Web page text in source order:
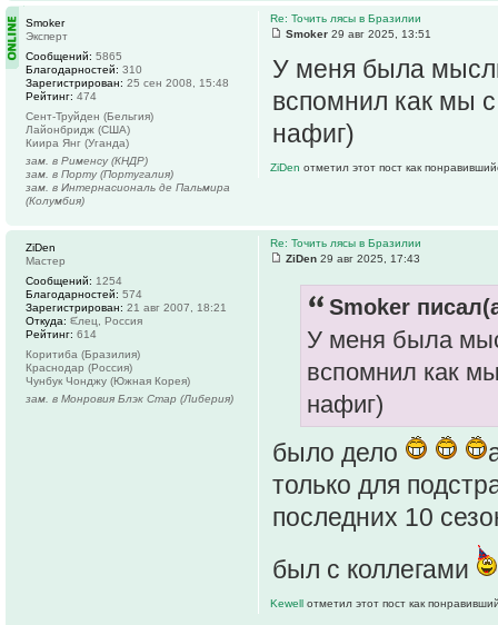
Re: Точить лясы в Бразилии
Smoker 29 авг 2025, 13:51
У меня была
вспомнил как мы
нафиг)
ZiDen отметил этот пост как
Smoker
Эксперт
Сообщений: 5865
Благодарностей: 310
Зарегистрирован: 25 сен 2008, 15:48
Рейтинг: 474
Сент-Труйден (Бельгия)
Лайонбридж (США)
Киира Янг (Уганда)
зам. в Рименсу (КНДР)
зам. в Порту (Португалия)
зам. в Интернасиональ де Пальмира
(Колумбия)
Re: Точить лясы в Бразилии
ZiDen 29 авг 2025, 17:43
Smoker
У меня была
вспомнил как
нафиг)
было дело
только для
последних 10
был с коллегами
Kewell отметил этот пост как
ZiDen
Мастер
Сообщений: 1254
Благодарностей: 574
Зарегистрирован: 21 авг 2007, 18:21
Откуда: ᙓлец, Россия
Рейтинг: 614
Коритиба (Бразилия)
Краснодар (Россия)
Чунбук Чонджу (Южная Корея)
зам. в Монровия Блэк Стар (Либерия)